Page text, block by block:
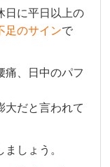
日に平日以上の
足のサインで
痛、日中のパフ
大だと言われて
しょう。